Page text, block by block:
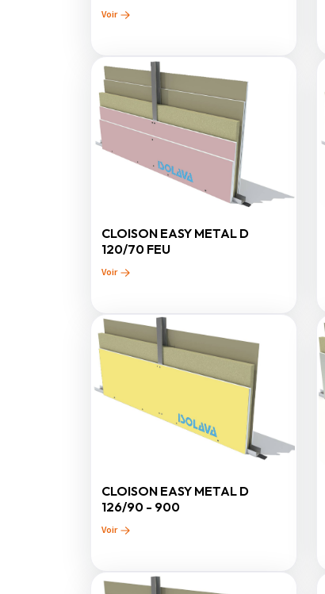
Voir
CLOISON EASY METAL D
120/70 FEU
Voir
CLOISON EASY METAL D
126/90 - 900
Voir